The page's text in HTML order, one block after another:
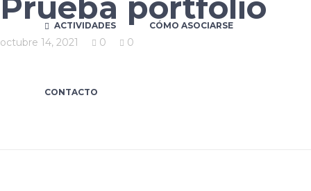
ACTIVIDADES CÓMO ASOCIARSE
CONTACTO
octubre 14, 2021 0 0